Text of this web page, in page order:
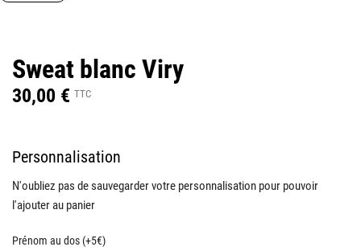
Sweat blanc Viry
30,00 € TTC
Personnalisation
N'oubliez pas de sauvegarder votre personnalisation pour pouvoir
l'ajouter au panier
Prénom au dos (+5€)